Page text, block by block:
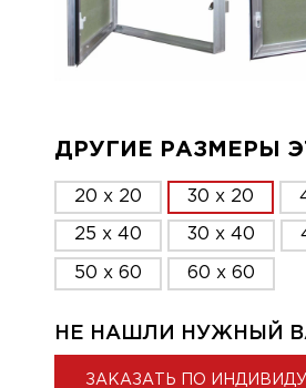
ДРУГИЕ РАЗМЕРЫ
20 x 20 30 x 20
25 x 40 30 x 40
50 x 60 60 x 60
НЕ НАШЛИ НУЖНЫЙ
ЗАКАЗАТЬ ПО